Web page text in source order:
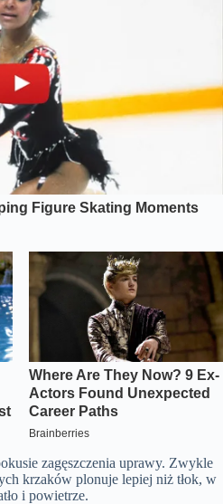
zagęszczenia uprawy. Zwykle
krzaków plonuje lepiej niż tłok, w
i powietrze.